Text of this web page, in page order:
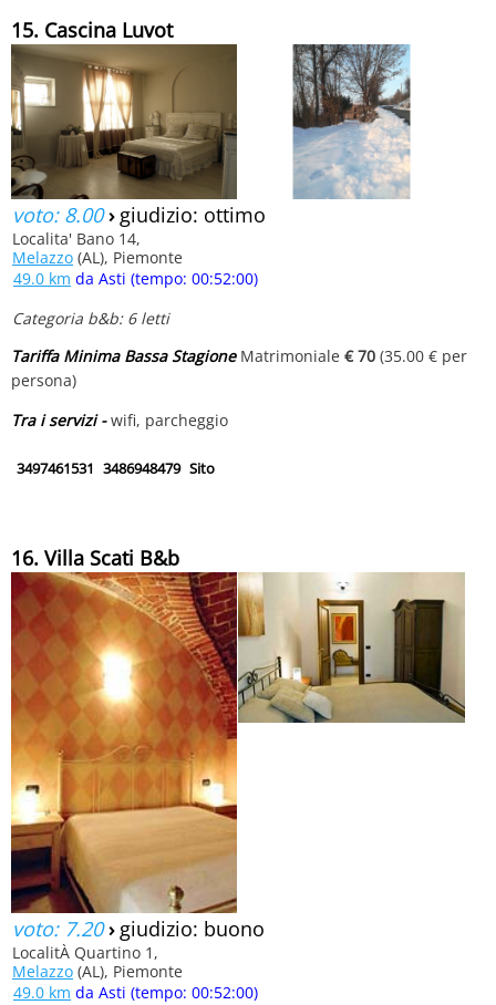
15. Cascina Luvot
voto: 8.00› giudizio: ottimo
Localita' Bano 14,
Melazzo (AL), Piemonte
49.0 km da Asti (tempo: 00:52:00)
Categoria b&b: 6 letti
Tariffa Minima Bassa StagioneMatrimoniale € 70 (35.00 € per
persona)
Tra i servizi -wifi, parcheggio
3497461531 3486948479 Sito
16. Villa Scati B&b
voto: 7.20› giudizio: buono
LocalitÀ Quartino 1,
Melazzo (AL), Piemonte
49.0 km da Asti (tempo: 00:52:00)